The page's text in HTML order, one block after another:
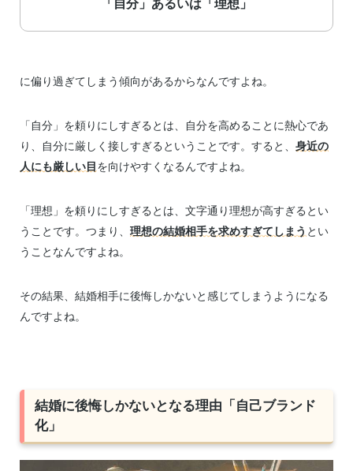
「自分」あるいは「理想」
に偏り過ぎてしまう傾向があるからなんですよね。
「自分」を頼りにしすぎるとは、自分を高めることに熱心であ
り、自分に厳しく接しすぎるということです。すると、 身近の
人にも厳しい目 を向けやすくなるんですよね。
「理想」を頼りにしすぎるとは、文字通り理想が高すぎるとい
うことです。つまり、 理想の結婚相手を求めすぎてしまう とい
うことなんですよね。
その結果、結婚相手に後悔しかないと感じてしまうようになる
んですよね。
結婚に後悔しかないとなる理由「自己ブランド
化」